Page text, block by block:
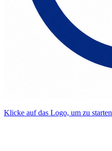
Klicke auf das Logo, um zu starten